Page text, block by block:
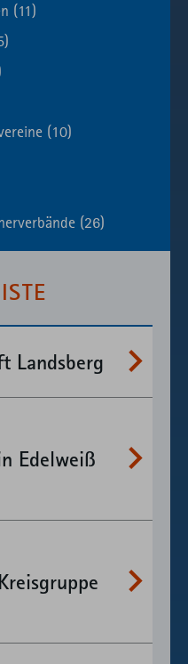
(11)
(10)
(26)
Landsberg
Edelweiß